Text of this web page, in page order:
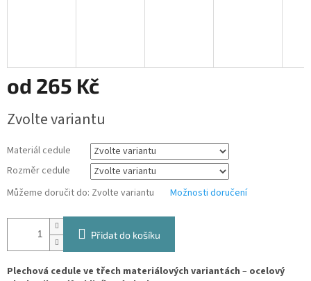
od 265 Kč
cena:
Zvolte variantu
Materiál cedule
Rozměr cedule
Můžeme doručit do: Zvolte variantu Možnosti doručení
Přidat do košíku
Plechová cedule ve třech materiálových variantách – ocelový